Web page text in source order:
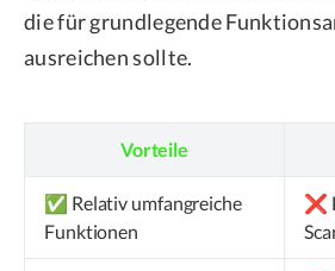
die für grundlegende
ausreichen sollte.
Vorteile
✅ Relativ umfangreiche
Funktionen
❌